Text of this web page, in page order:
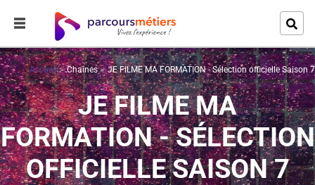
Accueil Chaines JE FILME MA FORMATION - Sélection officielle Saison 7
JE FILME MA
FORMATION - SÉLECTION
OFFICIELLE SAISON 7